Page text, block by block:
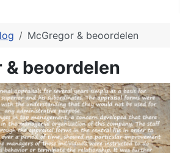
McGregor & beoordelen
& beoordelen